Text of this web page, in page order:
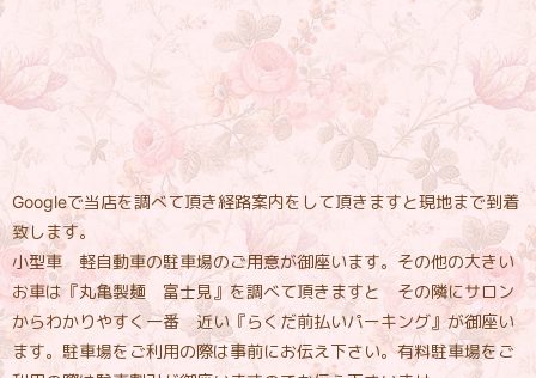
Googleで当店を調べて頂き経路案内をして頂きますと現地まで到着
致します。
小型車 軽自動車の駐車場のご用意が御座います。その他の大きい
お車は『丸亀製麺 富士見』を調べて頂きますと その隣にサロン
からわかりやすく一番 近い『らくだ前払いパーキング』が御座い
ます。駐車場をご利用の際は事前にお伝え下さい。有料駐車場をご